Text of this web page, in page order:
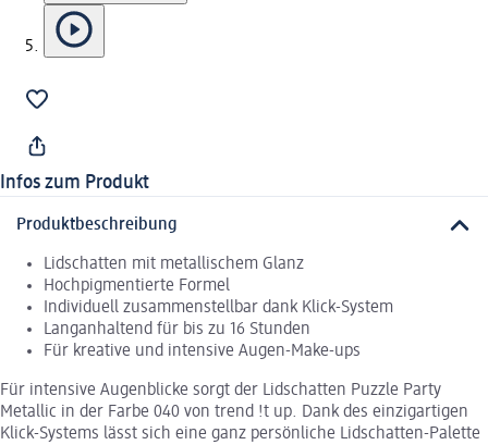
Infos zum Produkt
Produktbeschreibung
Lidschatten mit metallischem Glanz
Hochpigmentierte Formel
Individuell zusammenstellbar dank Klick-System
Langanhaltend für bis zu 16 Stunden
Für kreative und intensive Augen-Make-ups
Für intensive Augenblicke sorgt der Lidschatten Puzzle Party
Metallic in der Farbe 040 von trend !t up. Dank des einzigartigen
Klick-Systems lässt sich eine ganz persönliche Lidschatten-Palette